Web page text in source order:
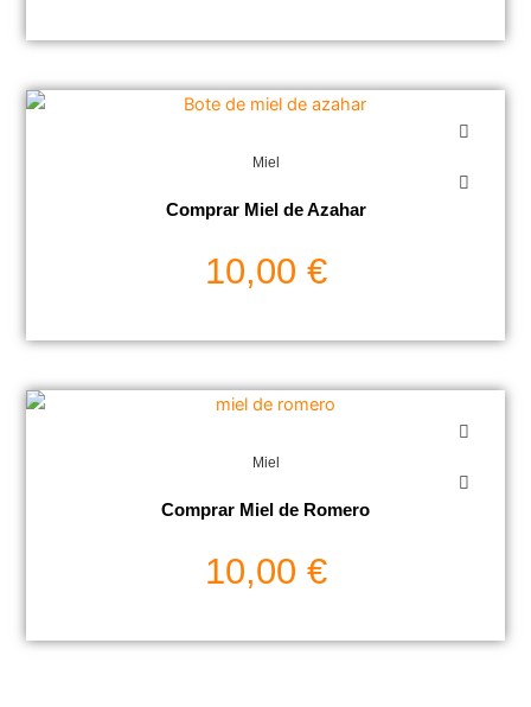
Miel
Comprar Miel de Azahar
10,00 €
Miel
Comprar Miel de Romero
10,00 €